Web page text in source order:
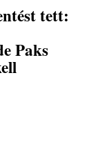
tett:
Paks